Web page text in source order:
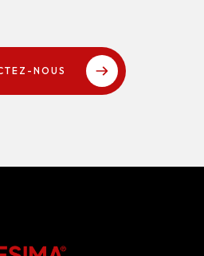
NOUS